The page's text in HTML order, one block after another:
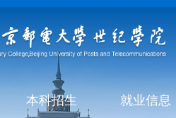
本科招生 就业信息